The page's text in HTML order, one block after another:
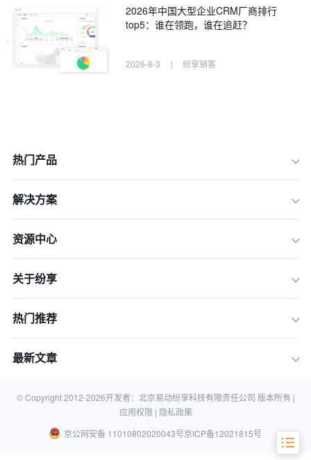
2026年CRM选型新标准：AI智能化与P
5款国内外顶级CRM软件横向评测
关于CRM选型的常见问题 (FAQ)
2026年中国大型企业CRM厂商排行
top5：谁在领跑，谁在追赶？
2026-8-3 | 纷享销客
热门产品
解决方案
资源中心
关于纷享
热门推荐
最新文章
© Copyright 2012-2026开发者：北京易动纷享科技有限责任公司 版本所有 |
应用权限 | 隐私政策
京公网安备 11010802020043号京ICP备12021815号